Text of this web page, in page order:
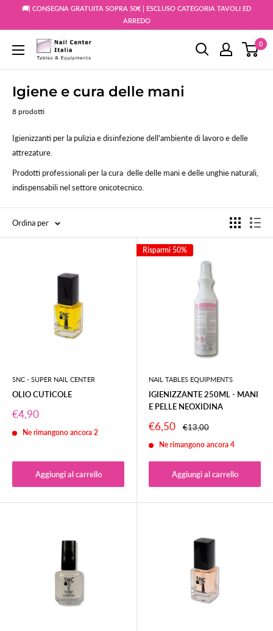
🚚| CONSEGNA GRATUITA SOPRA 50€ | ESCLUSO CATEGORIA TAVOLI ED
ARREDO
Snc
Nail
0
Igiene e cura delle mani
8 prodotti
Igienizzanti per la pulizia e disinfezione dell'ambiente di lavoro e delle
attrezature.
Prodotti professionali per la cura delle delle mani e delle unghie naturali,
indispensabili nel settore onicotecnico.
Ordina per
SNC - SUPER NAIL CENTER
OLIO CUTICOLE
Prezzo
scontato
€4,90
Ne rimangono ancora 2
Aggiungi al carrello
Risparmi 50%
NAIL TABLES EQUIPMENTS
IGIENIZZANTE 250ML - MANI
E PELLE NEOXIDINA
Prezzo
scontato
€6,50 Prezzo
€13,00
Ne rimangono ancora 4
Aggiungi al carrello